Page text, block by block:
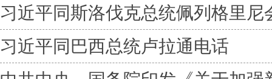
习近平同斯洛伐克总统佩列格里尼
习近平同巴西总统卢拉通电话